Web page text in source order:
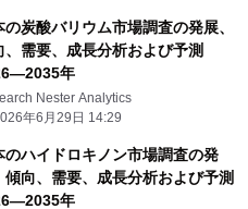
の炭酸バリウム市場調査の発展、
、需要、成長分析および予測
年
Nester Analytics
年6月29日 14:29
のハイドロキノン市場調査の発
傾向、需要、成長分析および予測
年